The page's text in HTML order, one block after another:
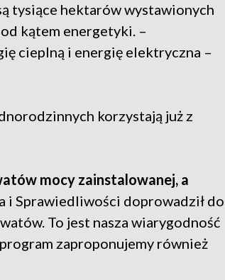
tysiące hektarów wystawionych
kątem energetyki. –
cieplną i energię elektryczna –
korzystają już z
mocy zainstalowanej, a
i Sprawiedliwości doprowadził do
To jest nasza wiarygodność
zaproponujemy również